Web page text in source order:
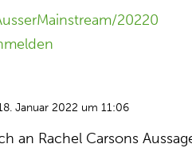
20220
Januar 2022 um 11:06
an Rachel Carsons